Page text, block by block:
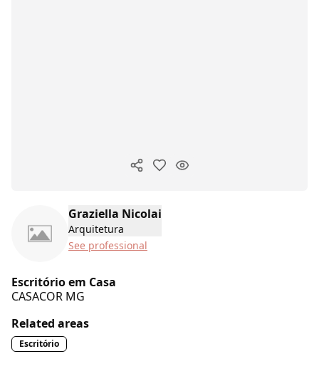
Copy ink
Graziella Nicolai
Arquitetura
See professional
Escritório em Casa
CASACOR MG
Related areas
Escritório